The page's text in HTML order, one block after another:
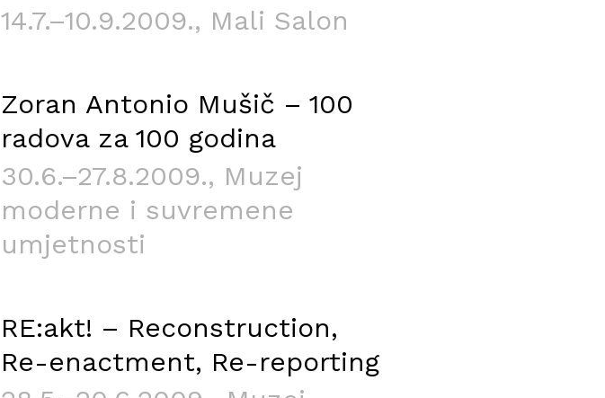
14.7.–10.9.2009., Mali Salon
Zoran Antonio Mušič – 100
radova za 100 godina
30.6.–27.8.2009., Muzej
moderne i suvremene
umjetnosti
RE:akt! – Reconstruction,
Re-enactment, Re-reporting